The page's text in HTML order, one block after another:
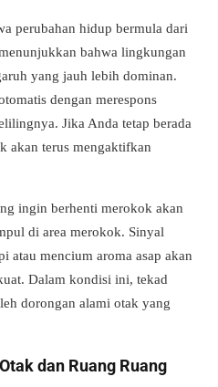
perubahan hidup bermula dari
bahwa lingkungan
yang jauh lebih dominan.
dengan merespons
Jika Anda tetap berada
akan terus mengaktifkan
ingin berhenti merokok akan
di area merokok. Sinyal
atau mencium aroma asap akan
Dalam kondisi ini, tekad
dorongan alami otak yang
dan Ruang Ruang